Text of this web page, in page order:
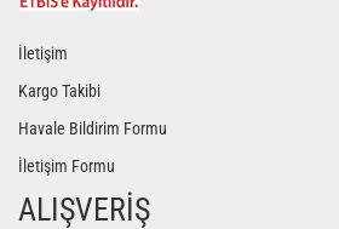
İletişim
Kargo Takibi
Havale Bildirim Formu
İletişim Formu
ALIŞVERİŞ